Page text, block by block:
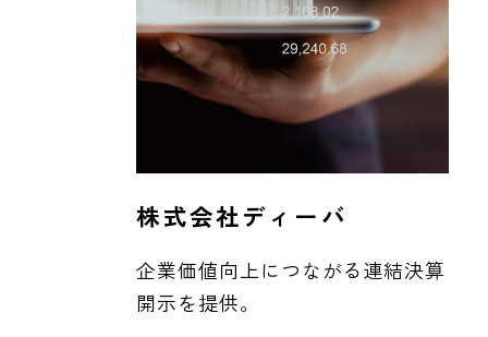
株式会社ディーバ
企業価値向上につながる連結決算
開示を提供。